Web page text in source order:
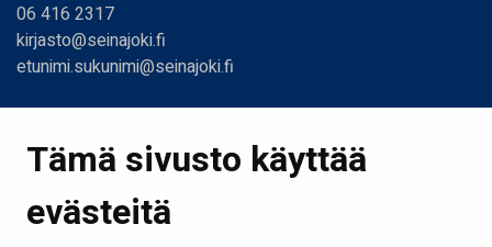
Tämä sivusto käyttää
evästeitä
06 416 2317
kirjasto@seinajoki.fi
etunimi.sukunimi@seinajoki.fi
Kirjastot ja aukioloajat